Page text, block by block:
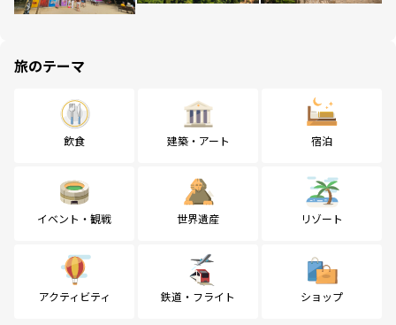
旅のテーマ
飲食 建築・アート 宿泊
イベント・観戦 世界遺産 リゾート
アクティビティ 鉄道・フライト ショップ